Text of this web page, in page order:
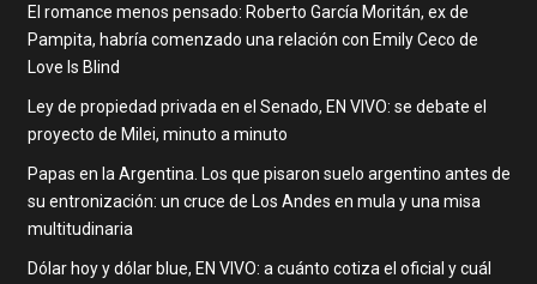
El romance menos pensado: Roberto García Moritán, ex de
Pampita, habría comenzado una relación con Emily Ceco de
Love Is Blind
Ley de propiedad privada en el Senado, EN VIVO: se debate el
proyecto de Milei, minuto a minuto
Papas en la Argentina. Los que pisaron suelo argentino antes de
su entronización: un cruce de Los Andes en mula y una misa
multitudinaria
Dólar hoy y dólar blue, EN VIVO: a cuánto cotiza el oficial y cuál